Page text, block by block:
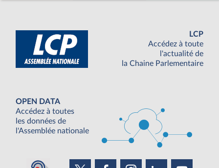
LCP
Accédez à toute
l'actualité de
la Chaine Parlementaire
OPEN DATA
Accédez à toutes
les données de
l'Assemblée nationale